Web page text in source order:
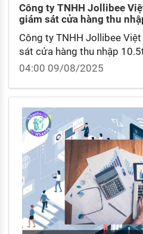
Công ty TNHH Jollibee
giám sát cửa hàng thu
Công ty TNHH Jollibee
sát cửa hàng thu nhập
trình tuyển dụng giám sát
04:00 09/08/2025